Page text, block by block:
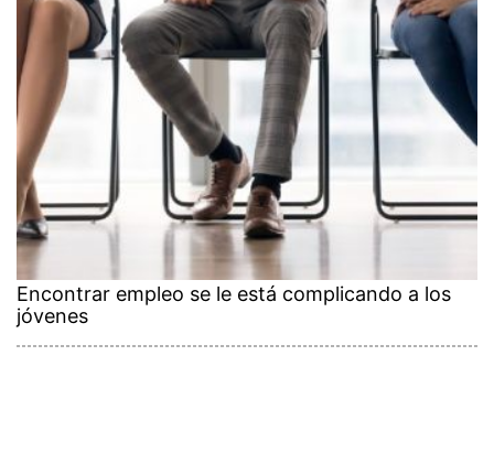
Encontrar empleo se le está complicando a los
jóvenes